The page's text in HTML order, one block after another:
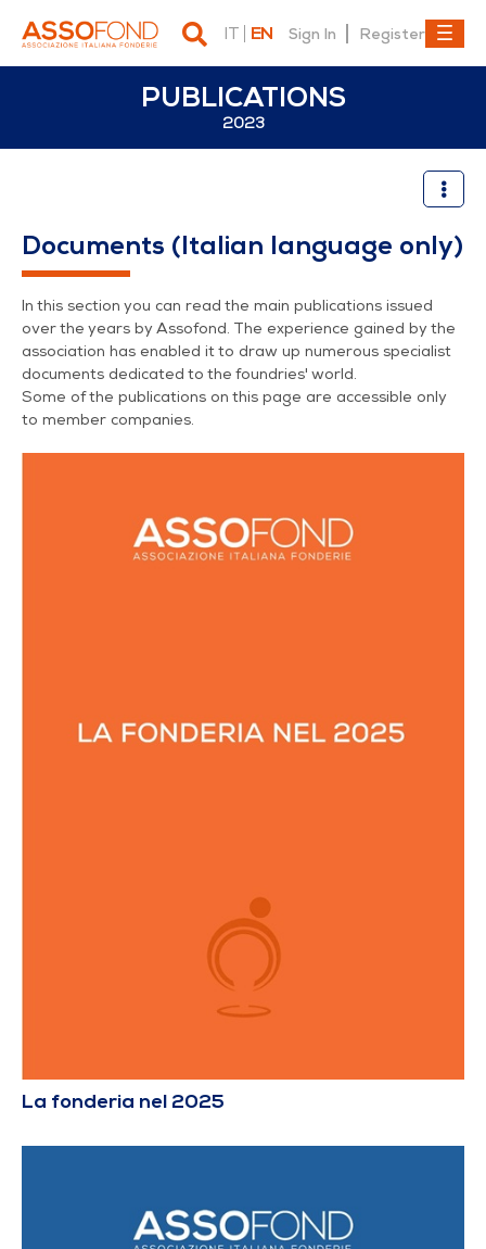
IT EN Sign In Register
PUBLICATIONS
2023
Documents (Italian language only)
In this section you can read the main publications issued
over the years by Assofond. The experience gained by the
association has enabled it to draw up numerous specialist
documents dedicated to the foundries' world.
Some of the publications on this page are accessible only
to member companies.
La fonderia nel 2025